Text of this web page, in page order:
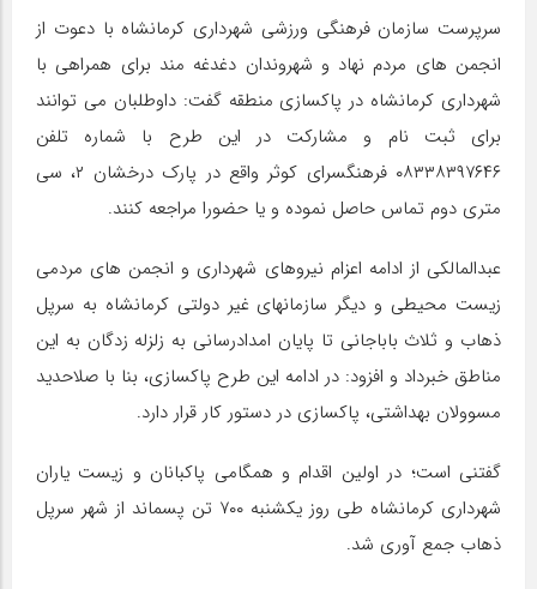
سرپرست سازمان فرهنگی ورزشی شهرداری کرمانشاه با دعوت از
انجمن های مردم نهاد و شهروندان دغدغه مند برای همراهی با
شهرداری کرمانشاه در پاکسازی منطقه گفت: داوطلبان می توانند
برای ثبت نام و مشارکت در این طرح با شماره تلفن
۰۸۳۳۸۳۹۷۶۴۶ فرهنگسرای کوثر واقع در پارک درخشان ۲، سی
متری دوم تماس حاصل نموده و یا حضورا مراجعه کنند.
عبدالمالکی از ادامه اعزام نیروهای شهرداری و انجمن های مردمی
زیست محیطی و دیگر سازمانهای غیر دولتی کرمانشاه به سرپل
ذهاب و ثلاث باباجانی تا پایان امدادرسانی به زلزله زدگان به این
مناطق خبرداد و افزود: در ادامه این طرح پاکسازی، بنا با صلاحدید
مسوولان بهداشتی، پاکسازی در دستور کار قرار دارد.
گفتنی است؛ در اولین اقدام و همگامی پاکبانان و زیست یاران
شهرداری کرمانشاه طی روز یکشنبه ۷۰۰ تن پسماند از شهر سرپل
ذهاب جمع آوری شد.